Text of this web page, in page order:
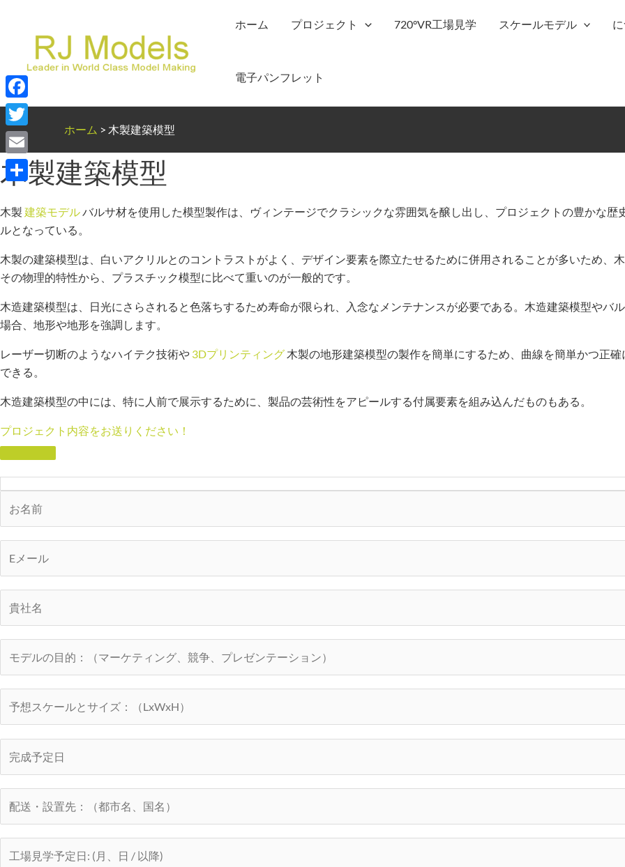
キ
ッ
プ
ホーム プロジェクト 720°VR工場見学 スケールモデル
電子パンフレット
ホーム > 木製建築模型
木製建築模型
木製 建築モデルバルサ材を使用した模型製作は、ヴィンテージでクラシックな雰囲気を醸し出し、プロジェクトの豊かな
ルとなっている。
木製の建築模型は、白いアクリルとのコントラストがよく、デザイン要素を際立たせるために併用されることが多いため、
その物理的特性から、プラスチック模型に比べて重いのが一般的です。
木造建築模型は、日光にさらされると色落ちするため寿命が限られ、入念なメンテナンスが必要である。木造建築模型やバ
場合、地形や地形を強調します。
レーザー切断のようなハイテク技術や 3Dプリンティング 木製の地形建築模型の製作を簡単にするため、曲線を簡単かつ正
できる。
木造建築模型の中には、特に人前で展示するために、製品の芸術性をアピールする付属要素を組み込んだものもある。
プロジェクト内容をお送りください！
Facebook
Twitter
Email
有